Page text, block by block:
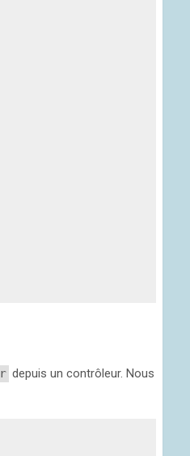
depuis un contrôleur. Nous